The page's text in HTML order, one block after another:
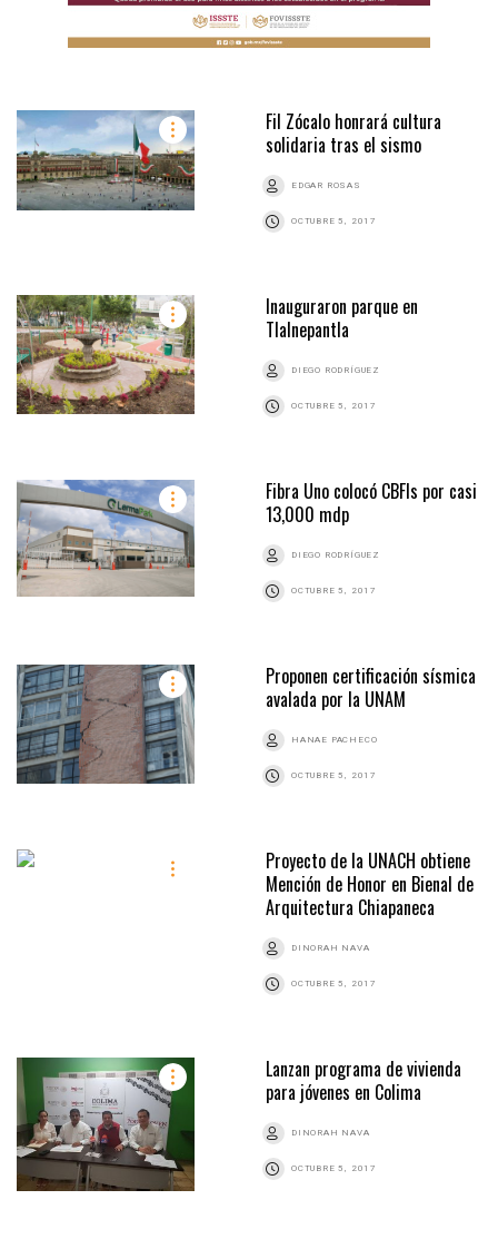
Fil Zócalo honrará cultura
solidaria tras el sismo
EDGAR ROSAS
OCTUBRE 5, 2017
Inauguraron parque en
Tlalnepantla
DIEGO RODRÍGUEZ
OCTUBRE 5, 2017
Fibra Uno colocó CBFIs por casi
13,000 mdp
DIEGO RODRÍGUEZ
OCTUBRE 5, 2017
Proponen certificación sísmica
avalada por la UNAM
HANAE PACHECO
OCTUBRE 5, 2017
Proyecto de la UNACH obtiene
Mención de Honor en Bienal de
Arquitectura Chiapaneca
DINORAH NAVA
OCTUBRE 5, 2017
Lanzan programa de vivienda
para jóvenes en Colima
DINORAH NAVA
OCTUBRE 5, 2017